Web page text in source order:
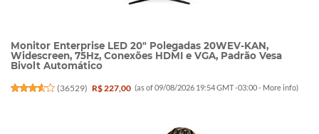
Monitor Enterprise LED 20" Polegadas 20WEV-KAN,
Widescreen, 75Hz, Conexões HDMI e VGA, Padrão Vesa
Bivolt Automático
(36529) R$ 227,00 (as of 09/08/2026 19:54 GMT -03:00 - More info)